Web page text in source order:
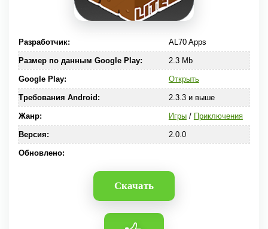
Разработчик: AL70 Apps
Размер по данным Google Play: 2.3 Mb
Google Play: Открыть
Требования Android: 2.3.3 и выше
Жанр: Игры/ Приключения
Версия: 2.0.0
Обновлено:
Скачать